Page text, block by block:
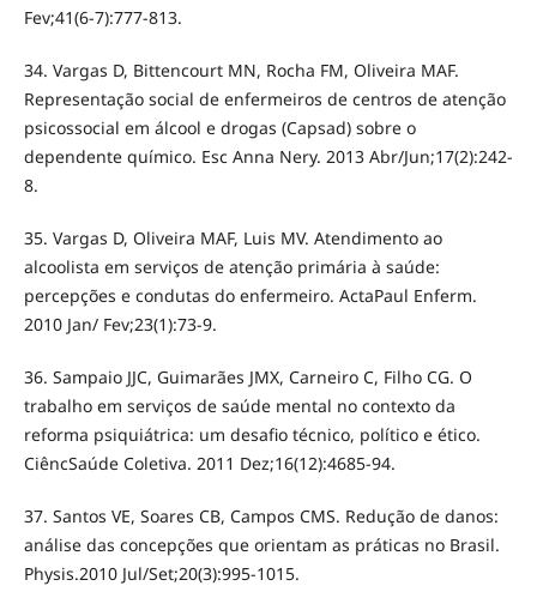
Fev;41(6-7):777-813.
34. Vargas D, Bittencourt MN, Rocha FM, Oliveira MAF.
Representação social de enfermeiros de centros de atenção
psicossocial em álcool e drogas (Capsad) sobre o
dependente químico. Esc Anna Nery. 2013 Abr/Jun;17(2):242-
8.
35. Vargas D, Oliveira MAF, Luis MV. Atendimento ao
alcoolista em serviços de atenção primária à saúde:
percepções e condutas do enfermeiro. ActaPaul Enferm.
2010 Jan/ Fev;23(1):73-9.
36. Sampaio JJC, Guimarães JMX, Carneiro C, Filho CG. O
trabalho em serviços de saúde mental no contexto da
reforma psiquiátrica: um desafio técnico, político e ético.
CiêncSaúde Coletiva. 2011 Dez;16(12):4685-94.
37. Santos VE, Soares CB, Campos CMS. Redução de danos:
análise das concepções que orientam as práticas no Brasil.
Physis.2010 Jul/Set;20(3):995-1015.